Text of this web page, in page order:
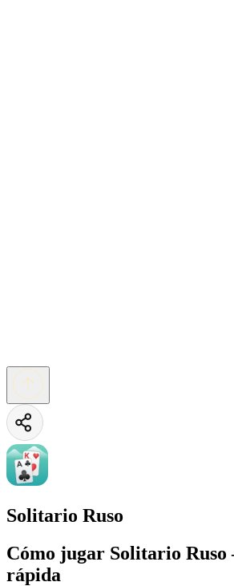
Solitario Ruso
Cómo jugar Solitario
rápida